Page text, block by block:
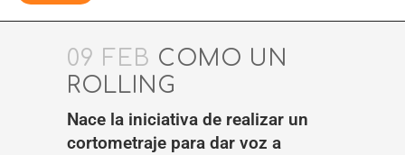
09 FEB COMO UN
ROLLING
Nace la iniciativa de realizar un
cortometraje para dar voz a